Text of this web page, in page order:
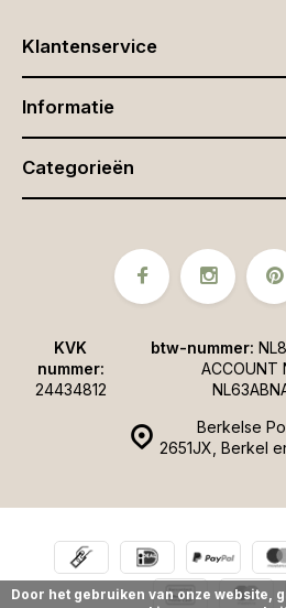
Klantenservice
Informatie
Categorieën
Berkelse
2651JX, Berkel
KVK
nummer:
24434812
btw-nummer:
ACCOUNT
Door het gebruiken van onze website,